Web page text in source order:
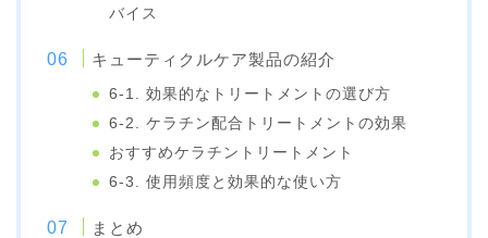
バイス
キューティクルケア製品の紹介
6-1. 効果的なトリートメントの選び方
6-2. ケラチン配合トリートメントの効果
おすすめケラチントリートメント
6-3. 使用頻度と効果的な使い方
まとめ